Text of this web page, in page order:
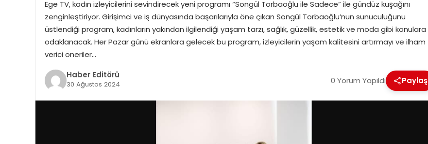
Ege TV, kadın izleyicilerini sevindirecek yeni programı “Songül Torbaoğlu ile Sadece” ile gündüz kuşağını
zenginleştiriyor. Girişimci ve iş dünyasında başarılarıyla öne çıkan Songül Torbaoğlu’nun sunuculuğunu
üstlendiği program, kadınların yakından ilgilendiği yaşam tarzı, sağlık, güzellik, estetik ve moda gibi konulara
odaklanacak. Her Pazar günü ekranlara gelecek bu program, izleyicilerin yaşam kalitesini artırmayı ve ilham
verici öneriler…
Haber Editörü
30 Ağustos 2024 0 Yorum Yapıldı Paylaş